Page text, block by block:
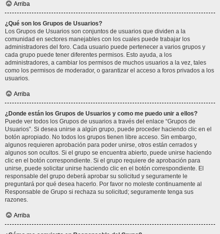
Arriba
¿Qué son los Grupos de Usuarios?
Los Grupos de Usuarios son conjuntos de usuarios que dividen a la
comunidad en sectores manejables con los cuales puede trabajar los
administradores del foro. Cada usuario puede pertenecer a varios grupos y
cada grupo puede tener diferentes permisos. Esto ayuda, a los
administradores, a cambiar los permisos de muchos usuarios a la vez, tales
como los permisos de moderador, o garantizar el acceso a foros privados a los
usuarios.
Arriba
¿Donde están los Grupos de Usuarios y como me puedo unir a ellos?
Puede ver todos los Grupos de usuarios a través del enlace “Grupos de
Usuarios”. Si desea unirse a algún grupo, puede proceder haciendo clic en el
botón apropiado. No todos los grupos tienen libre acceso. Sin embargo,
algunos requieren aprobación para poder unirse, otros están cerrados y
algunos son ocultos. Si el grupo se encuentra abierto, puede unirse haciendo
clic en el botón correspondiente. Si el grupo requiere de aprobación para
unirse, puede solicitar unirse haciendo clic en el botón correspondiente. El
responsable del grupo deberá aprobar su solicitud y seguramente le
preguntará por qué desea hacerlo. Por favor no moleste continuamente al
Responsable de Grupo si rechaza su solicitud; seguramente tenga sus
razones.
Arriba